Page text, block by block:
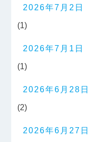
2026年7月2日
(1)
2026年7月1日
(1)
2026年6月28日
(2)
2026年6月27日